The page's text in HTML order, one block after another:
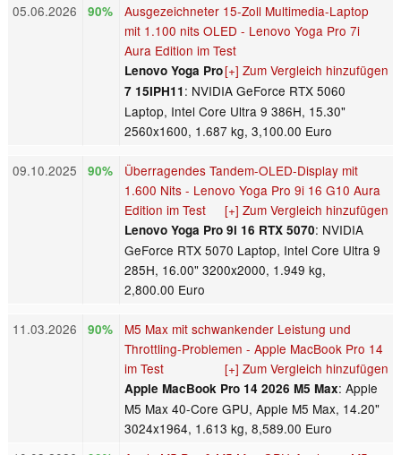
05.06.2026 90%
Ausgezeichneter 15-Zoll Multimedia-Laptop
mit 1.100 nits OLED - Lenovo Yoga Pro 7i
Aura Edition im Test
[+] Zum Vergleich hinzufügen
Lenovo Yoga Pro
7 15IPH11: NVIDIA GeForce RTX 5060
Laptop, Intel Core Ultra 9 386H, 15.30"
2560x1600, 1.687 kg, 3,100.00 Euro
09.10.2025 90%
Überragendes Tandem-OLED-Display mit
1.600 Nits - Lenovo Yoga Pro 9i 16 G10 Aura
Edition im Test
[+] Zum Vergleich hinzufügen
Lenovo Yoga Pro 9i 16 RTX 5070: NVIDIA
GeForce RTX 5070 Laptop, Intel Core Ultra 9
285H, 16.00" 3200x2000, 1.949 kg,
2,800.00 Euro
11.03.2026 90%
M5 Max mit schwankender Leistung und
Throttling-Problemen - Apple MacBook Pro 14
im Test
[+] Zum Vergleich hinzufügen
Apple MacBook Pro 14 2026 M5 Max: Apple
M5 Max 40-Core GPU, Apple M5 Max, 14.20"
3024x1964, 1.613 kg, 8,589.00 Euro